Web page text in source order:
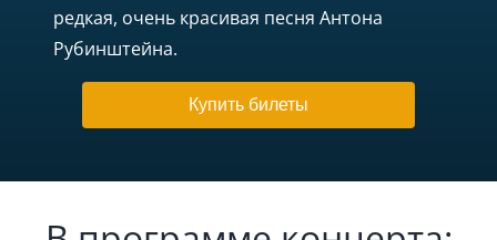
редкая, очень красивая песня Антона
Рубинштейна.
Купить билеты